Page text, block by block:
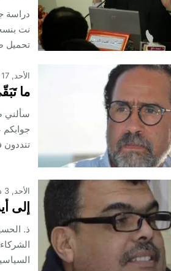
دراسة
نت
تحميل
الأحد, 17 ديسمبر 2017
ما
سألني
جوابكم
تنددون
الأحد, 3 ديسمبر 2017
إلى
ذ.